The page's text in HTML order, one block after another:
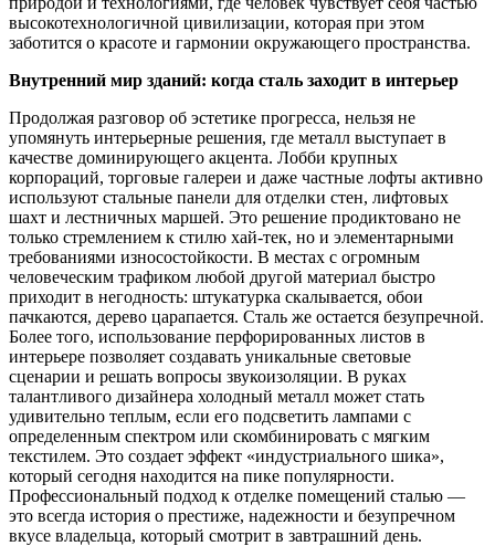
высокотехнологичной цивилизации, которая при этом
заботится о красоте и гармонии окружающего пространства.
Внутренний мир зданий: когда сталь заходит в интерьер
Продолжая разговор об эстетике прогресса, нельзя не
упомянуть интерьерные решения, где металл выступает в
качестве доминирующего акцента. Лобби крупных
корпораций, торговые галереи и даже частные лофты активно
используют стальные панели для отделки стен, лифтовых
шахт и лестничных маршей. Это решение продиктовано не
только стремлением к стилю хай-тек, но и элементарными
требованиями износостойкости. В местах с огромным
человеческим трафиком любой другой материал быстро
приходит в негодность: штукатурка скалывается, обои
пачкаются, дерево царапается. Сталь же остается безупречной.
Более того, использование перфорированных листов в
интерьере позволяет создавать уникальные световые
сценарии и решать вопросы звукоизоляции. В руках
талантливого дизайнера холодный металл может стать
удивительно теплым, если его подсветить лампами с
определенным спектром или скомбинировать с мягким
текстилем. Это создает эффект «индустриального шика»,
который сегодня находится на пике популярности.
Профессиональный подход к отделке помещений сталью —
это всегда история о престиже, надежности и безупречном
вкусе владельца, который смотрит в завтрашний день.